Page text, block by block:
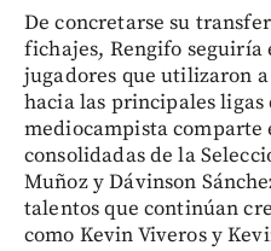
De concretarse su
fichajes, Rengifo seguiría
jugadores que utilizaron
hacia las principales
mediocampista comparte
consolidadas de la
Muñoz y Dávinson
talentos que continúan
como Kevin Viveros y